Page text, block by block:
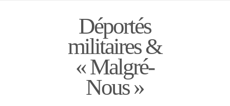
Déportés
militaires &
« Malgré-
Nous »